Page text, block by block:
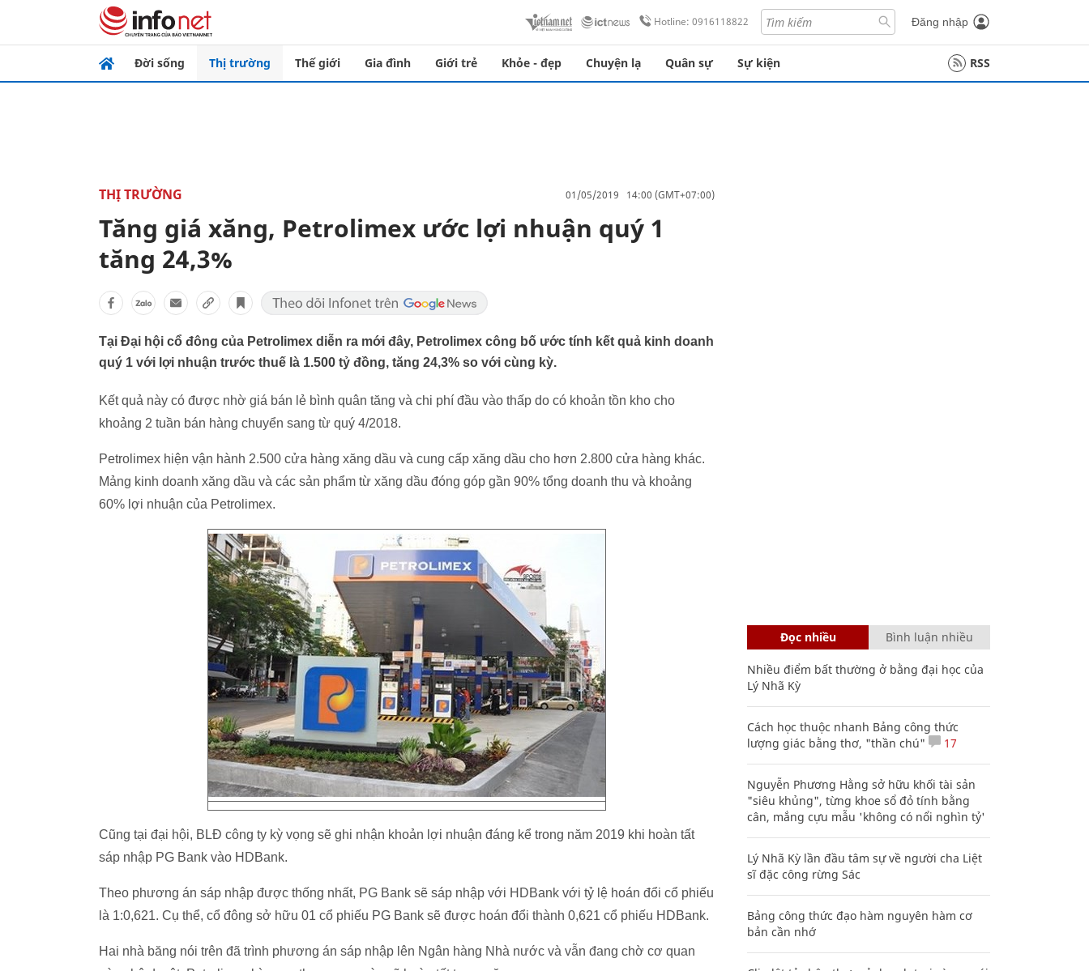
Hotline: 0916118822 Đăng nhập
Đời sống Thị trường Thế giới Gia đình Giới trẻ Khỏe - đẹp Chuyện lạ Quân sự Sự kiện RSS
THỊ TRƯỜNG 01/05/2019 14:00 (GMT+07:00)
Tăng giá xăng, Petrolimex ước lợi nhuận quý 1
tăng 24,3%
Tại Đại hội cổ đông của Petrolimex diễn ra mới đây, Petrolimex công bố ước tính kết quả kinh doanh
quý 1 với lợi nhuận trước thuế là 1.500 tỷ đồng, tăng 24,3% so với cùng kỳ.
Kết quả này có được nhờ giá bán lẻ bình quân tăng và chi phí đầu vào thấp do có khoản tồn kho cho
khoảng 2 tuần bán hàng chuyển sang từ quý 4/2018.
Petrolimex hiện vận hành 2.500 cửa hàng xăng dầu và cung cấp xăng dầu cho hơn 2.800 cửa hàng khác.
Mảng kinh doanh xăng dầu và các sản phẩm từ xăng dầu đóng góp gần 90% tổng doanh thu và khoảng
60% lợi nhuận của Petrolimex.
Cũng tại đại hội, BLĐ công ty kỳ vọng sẽ ghi nhận khoản lợi nhuận đáng kể trong năm 2019 khi hoàn tất
sáp nhập PG Bank vào HDBank.
Theo phương án sáp nhập được thống nhất, PG Bank sẽ sáp nhập với HDBank với tỷ lệ hoán đổi cổ phiếu
là 1:0,621. Cụ thể, cổ đông sở hữu 01 cổ phiếu PG Bank sẽ được hoán đổi thành 0,621 cổ phiếu HDBank.
Hai nhà băng nói trên đã trình phương án sáp nhập lên Ngân hàng Nhà nước và vẫn đang chờ cơ quan
Đọc nhiều Bình luận nhiều
Nhiều điểm bất thường ở bằng đại học của
Lý Nhã Kỳ
Cách học thuộc nhanh Bảng công thức
lượng giác bằng thơ, "thần chú"
17
Nguyễn Phương Hằng sở hữu khối tài sản
"siêu khủng", từng khoe sổ đỏ tính bằng
cân, mắng cựu mẫu 'không có nổi nghìn tỷ'
Lý Nhã Kỳ lần đầu tâm sự về người cha Liệt
sĩ đặc công rừng Sác
Bảng công thức đạo hàm nguyên hàm cơ
bản cần nhớ